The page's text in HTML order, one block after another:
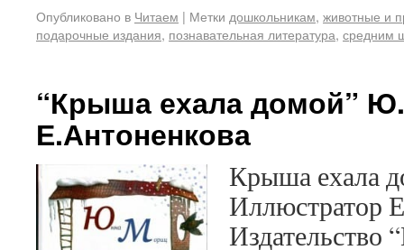
Опубликовано в Читаем | Метки дошкольникам, животные и
подарочные издания, познавательная литература, средним
“Крыша ехала домой”
Е.Антоненкова
Крыша ехала
Иллюстратор
Издательство